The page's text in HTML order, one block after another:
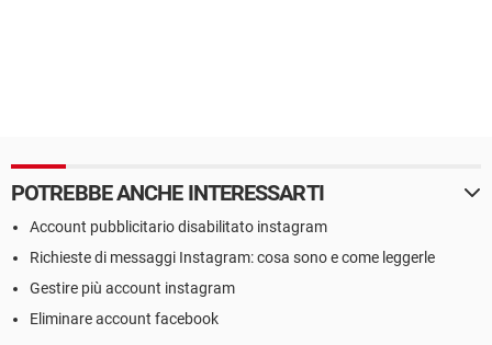
POTREBBE ANCHE INTERESSARTI
Account pubblicitario disabilitato instagram
Richieste di messaggi Instagram: cosa sono e come leggerle
Gestire più account instagram
Eliminare account facebook